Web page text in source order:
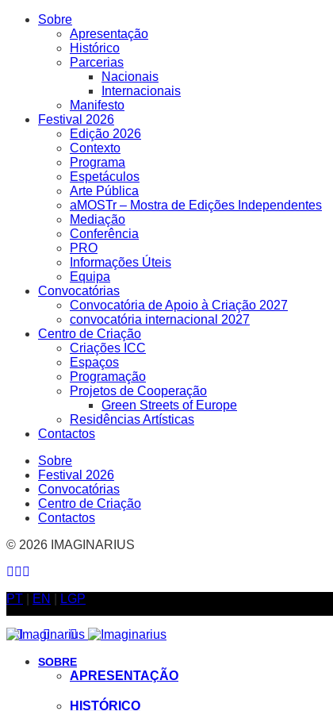
Sobre
Apresentação
Histórico
Parcerias
Nacionais
Internacionais
Manifesto
Festival 2026
Edição 2026
Contexto
Programa
Espetáculos
Arte Pública
aMOSTr – Mostra de Edições Independentes
Mediação
Conferência
PRO
Informações Úteis
Equipa
Convocatórias
Convocatória de Apoio à Criação 2027
convocatória internacional 2027
Centro de Criação
Criações ICC
Espaços
Programação
Projetos de Cooperação
Green Streets of Europe
Residências Artísticas
Contactos
Sobre
Festival 2026
Convocatórias
Centro de Criação
Contactos
© 2026 IMAGINARIUS
PT EN LGP
SOBRE
APRESENTAÇÃO
HISTÓRICO